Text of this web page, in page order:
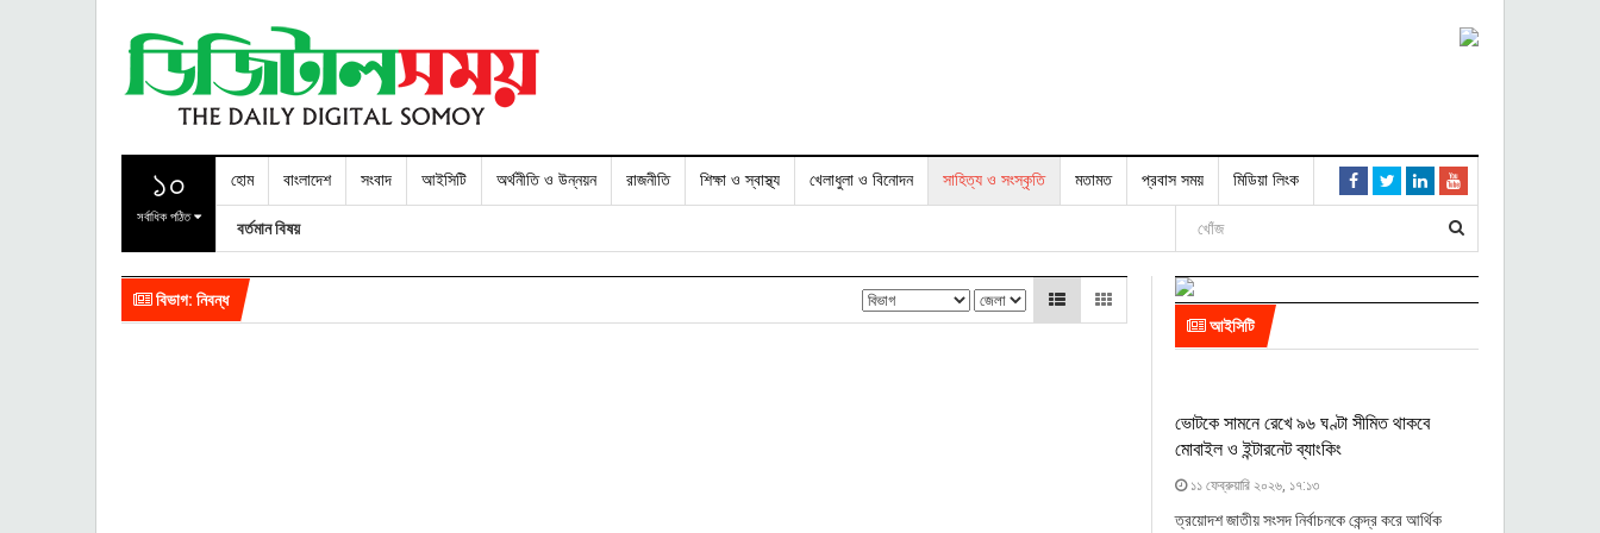
১০
সর্বাধিক পঠিত
হোম বাংলাদেশ সংবাদ আইসিটি অর্থনীতি ও উন্নয়ন রাজনীতি শিক্ষা ও স্বাস্থ্য খেলাধুলা ও বিনোদন সাহিত্য ও সংস্কৃতি মতামত প্রবাস সময় মিডিয়া লিংক
বর্তমান বিষয়
বিভাগ: নিবন্ধ
আইসিটি
ভোটকে সামনে রেখে ৯৬ ঘণ্টা সীমিত থাকবে
মোবাইল ও ইন্টারনেট ব্যাংকিং
১১ ফেব্রুয়ারি ২০২৬, ১৭:১৩
ত্রয়োদশ জাতীয় সংসদ নির্বাচনকে কেন্দ্র করে আর্থিক